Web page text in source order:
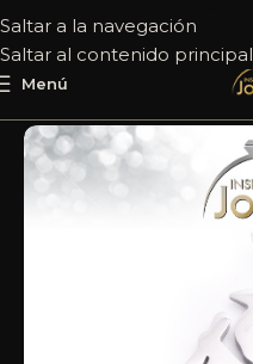
Saltar a la navegación
Saltar al contenido principal
Menú